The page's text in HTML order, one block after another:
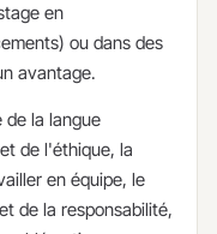
en
ou dans des
avantage.
de la langue
de l'éthique, la
en équipe, le
de la responsabilité,